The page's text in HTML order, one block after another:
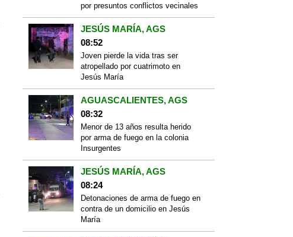
por presuntos conflictos vecinales
JESÚS MARÍA, AGS
08:52
Joven pierde la vida tras ser
atropellado por cuatrimoto en
Jesús María
AGUASCALIENTES, AGS
08:32
Menor de 13 años resulta herido
por arma de fuego en la colonia
Insurgentes
JESÚS MARÍA, AGS
08:24
Detonaciones de arma de fuego en
contra de un domicilio en Jesús
María